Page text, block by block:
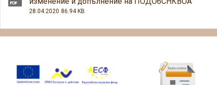
28.04.2020 86.94 KB